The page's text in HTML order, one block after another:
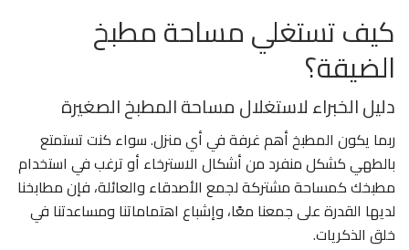
كيف تستغلي مساحة مطبخ
الضيقة؟
دليل الخبراء لاستغلال مساحة المطبخ الصغيرة
ربما يكون المطبخ أهم غرفة في أي منزل. سواء كنت تستمتع
بالطهي كشكل منفرد من أشكال الاسترخاء أو ترغب في استخدام
مطبخك كمساحة مشتركة لجمع الأصدقاء والعائلة، فإن مطابخنا
لديها القدرة على جمعنا معًا، وإشباع اهتماماتنا ومساعدتنا في
خلق الذكريات.